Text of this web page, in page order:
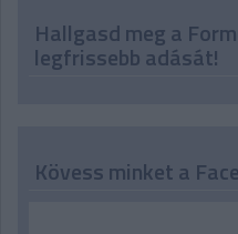
Hallgasd meg a
legfrissebb adását!
Kövess minket a